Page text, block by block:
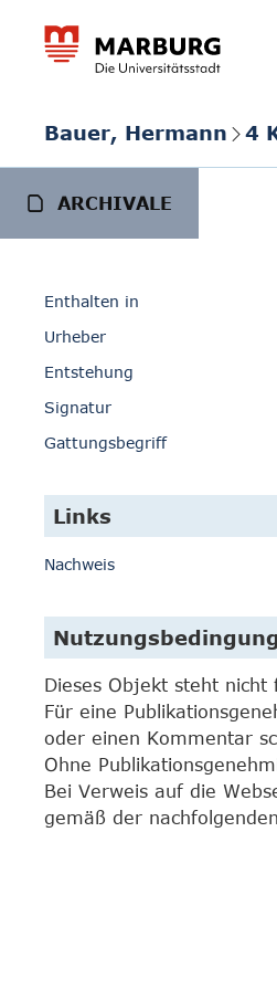
Bauer, Hermann 4
ARCHIVALE
Enthalten in
Urheber
Entstehung
Signatur
Gattungsbegriff
Links
Nachweis
Dieses Objekt steht
Für eine
oder einen Kommentar
Ohne
Bei Verweis auf die
gemäß der